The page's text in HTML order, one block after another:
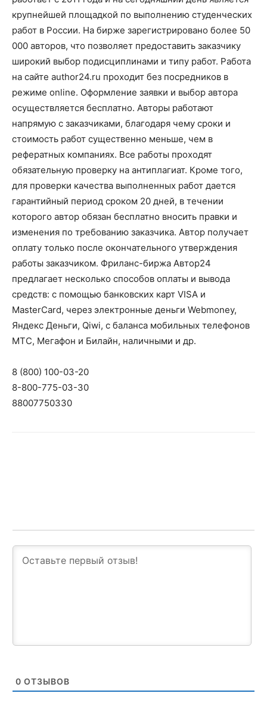
крупнейшей площадкой по выполнению студенческих
работ в России. На бирже зарегистрировано более 50
000 авторов, что позволяет предоставить заказчику
широкий выбор подисциплинами и типу работ. Работа
на сайте author24.ru проходит без посредников в
режиме online. Оформление заявки и выбор автора
осуществляется бесплатно. Авторы работают
напрямую с заказчиками, благодаря чему сроки и
стоимость работ существенно меньше, чем в
рефератных компаниях. Все работы проходят
обязательную проверку на антиплагиат. Кроме того,
для проверки качества выполненных работ дается
гарантийный период сроком 20 дней, в течении
которого автор обязан бесплатно вносить правки и
изменения по требованию заказчика. Автор получает
оплату только после окончательного утверждения
работы заказчиком. Фриланс-биржа Автор24
предлагает несколько способов оплаты и вывода
средств: с помощью банковских карт VISA и
MasterCard, через электронные деньги Webmoney,
Яндекс Деньги, Qiwi, с баланса мобильных телефонов
МТС, Мегафон и Билайн, наличными и др.
8 (800) 100-03-20
8-800-775-03-30
88007750330
0 ОТЗЫВОВ